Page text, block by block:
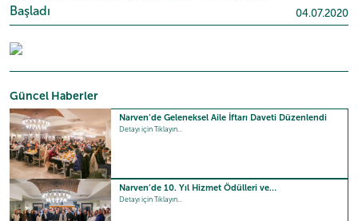
Güncel Haberler
Narven’de Geleneksel Aile İftarı Daveti Düzenlendi
Detayı için Tıklayın...
Narven’de 10. Yıl Hizmet Ödülleri ve…
Detayı için Tıklayın...
Başladı
04.07.2020